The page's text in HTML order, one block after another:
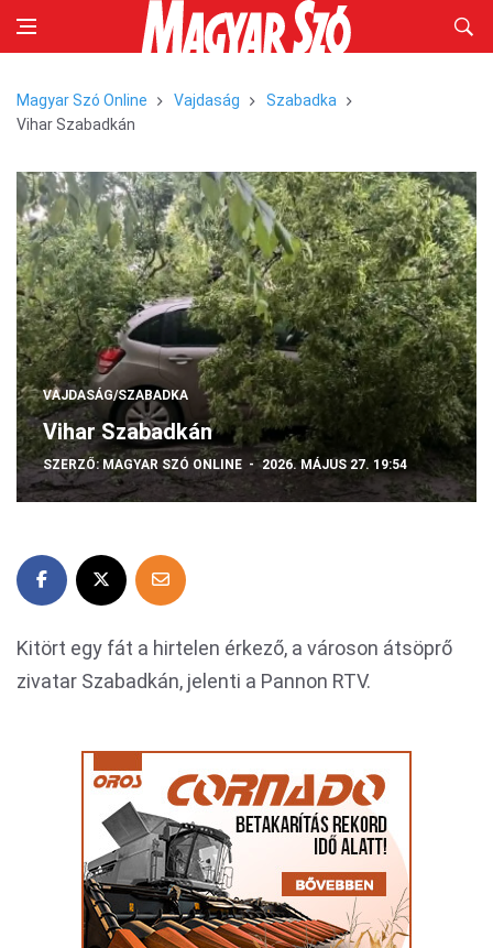
Magyar Szó Online Vajdaság
Szabadka
Vihar Szabadkán
VAJDASÁG/SZABADKA
Vihar Szabadkán
SZERZŐ:MAGYAR SZÓ ONLINE 2026. MÁJUS 27. 19:54
Kitört egy fát a hirtelen érkező, a városon átsöprő
zivatar Szabadkán, jelenti a Pannon RTV.